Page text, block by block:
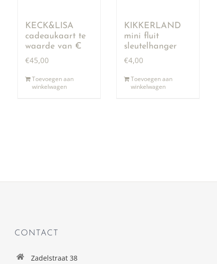
KECK&LISA
cadeaukaart te
waarde van €
50,00
€45,00
Toevoegen aan
winkelwagen
KIKKERLAND
mini fluit
sleutelhanger
€4,00
Toevoegen aan
winkelwagen
CONTACT
Zadelstraat 38